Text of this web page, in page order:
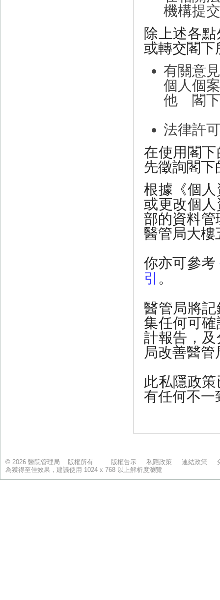
© 2026 醫院管理局 版權所有 版權告示 私隱政策 連結政策
為獲得至佳效果，建議使用 1024 x 768 以上解析度瀏覽